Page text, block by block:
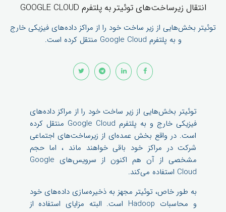
انتقال زیرساخت‌های توئیتر به پلتفرم GOOGLE CLOUD
توئیتر بخش‌هایی از زیر ساخت خود را از مراکز داده‌های فیزیکی خارج
و به پلتفرم Google Cloud منتقل کرده ‌است.
توئیتر بخش‌هایی از زیر ساخت خود را از مراکز داده‌های
فیزیکی خارج و به پلتفرم Google Cloud منتقل کرده
‌است. در واقع بخش عمده‌ای از زیرساخت‌های اجتماعی
شرکت در مراکز خود باقی خواهند ماند ، اما حجم
مشخصی از آن هم اکنون از سرویس‌های Google
Cloud استفاده می‌کند.
به طور خاص، توئیتر مجهز به ذخیره‌سازی داده‌های خود
و محاسبات Hadoop است. البته مزایای استفاده از